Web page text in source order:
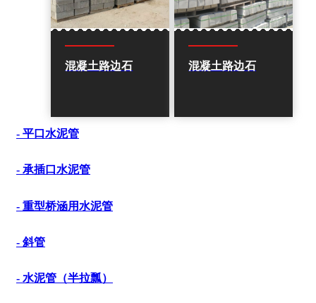
混凝土路边石 混凝土路边石
- 平口水泥管
- 承插口水泥管
- 重型桥涵用水泥管
- 斜管
- 水泥管（半拉瓢）